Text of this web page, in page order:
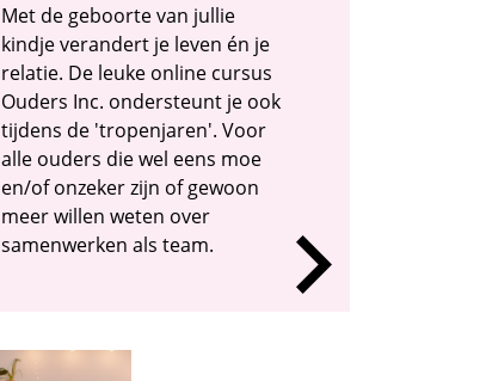
Met de geboorte van jullie
kindje verandert je leven én je
relatie. De leuke online cursus
Ouders Inc. ondersteunt je ook
tijdens de 'tropenjaren'. Voor
alle ouders die wel eens moe
en/of onzeker zijn of gewoon
meer willen weten over
samenwerken als team.